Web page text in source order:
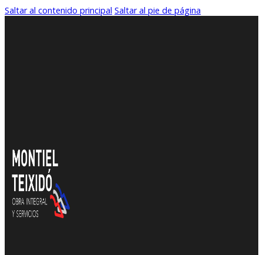
Saltar al contenido principal Saltar al pie de página